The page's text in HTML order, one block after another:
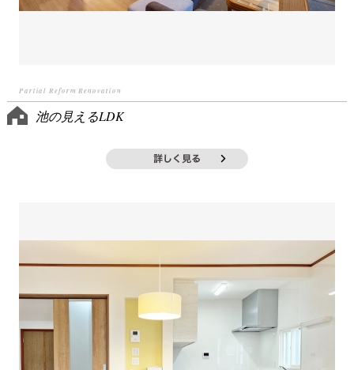
Partial Reform Renovation
池の見えるLDK